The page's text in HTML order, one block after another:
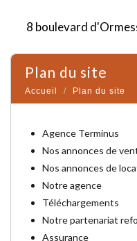
8 boulevard
plan du site
Accueil Plan du site
Agence Terminus
Nos annonces de
Nos annonces de
Notre agence
Téléchargements
Notre partenariat
Assurance